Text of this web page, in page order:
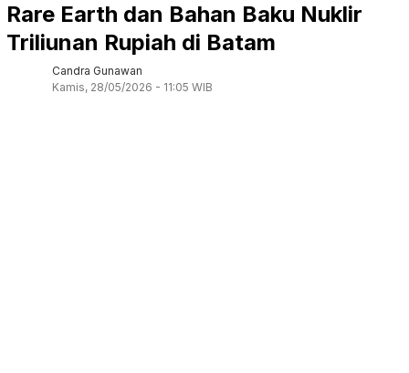
Rare Earth dan Bahan Baku Nuklir
Triliunan Rupiah di Batam
Candra Gunawan
Kamis, 28/05/2026 - 11:05 WIB